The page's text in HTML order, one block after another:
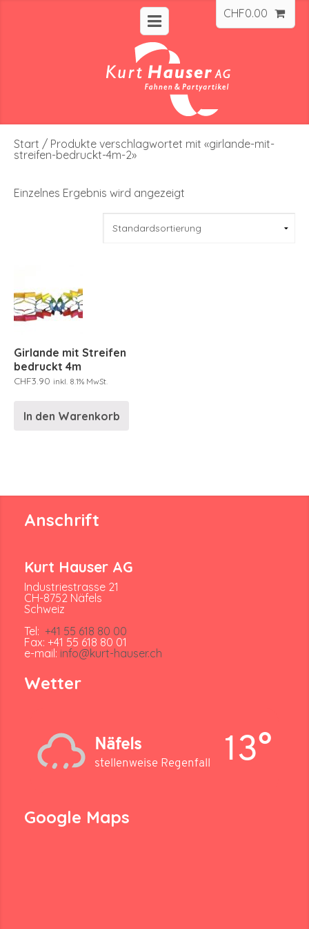
CHF0.00
Start / Produkte verschlagwortet mit «girlande-mit-
streifen-bedruckt-4m-2»
Einzelnes Ergebnis wird angezeigt
Girlande mit Streifen
bedruckt 4m
CHF3.90 inkl. 8.1% MwSt.
In den Warenkorb
Anschrift
Kurt Hauser AG
Industriestrasse 21
CH-8752 Näfels
Schweiz
Tel: +41 55 618 80 00
Fax: +41 55 618 80 01
e-mail: info@kurt-hauser.ch
Wetter
Näfels
stellenweise Regenfall 13°
Google Maps